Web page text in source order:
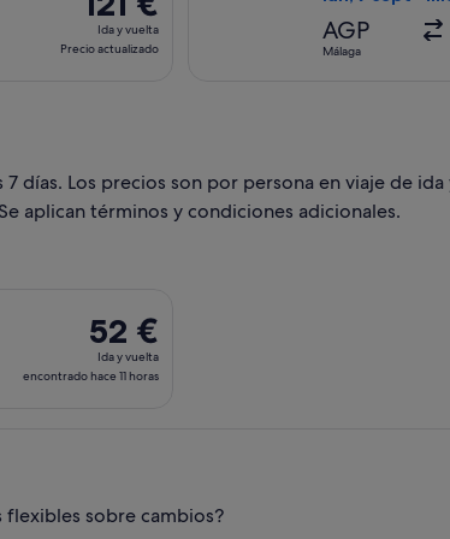
3 días
Ida
y
Ida y vuelta
Precio actualizado
AGP
Málaga
días. Los precios son por persona en viaje de
aplican términos y condiciones adicionales.
52 €
Ida
y
52 €
Ida y vuelta
encontrado hace 11 horas
flexibles sobre cambios?